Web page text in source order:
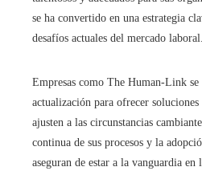
se ha convertido en una estrategia
desafíos actuales del mercado laboral.
Empresas como The Human-Link se
actualización para ofrecer soluciones
ajusten a las circunstancias
continua de sus procesos y la
aseguran de estar a la vanguardia en